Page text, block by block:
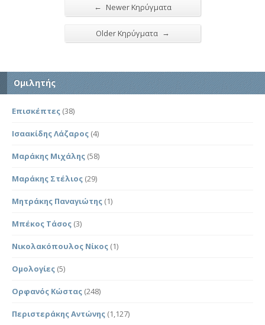
← Newer Κηρύγματα
Older Κηρύγματα →
Ομιλητής
Επισκέπτες (38)
Ισαακίδης Λάζαρος (4)
Μαράκης Μιχάλης (58)
Μαράκης Στέλιος (29)
Μητράκης Παναγιώτης (1)
Μπέκος Τάσος (3)
Νικολακόπουλος Νίκος (1)
Ομολογίες (5)
Ορφανός Κώστας (248)
Περιστεράκης Αντώνης (1,127)